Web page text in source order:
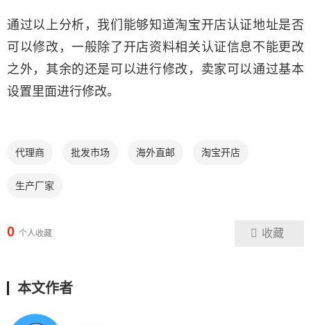
通过以上分析，我们能够知道淘宝开店认证地址是否
可以修改，一般除了开店资料相关认证信息不能更改
之外，其余的还是可以进行修改，卖家可以通过基本
设置里面进行修改。
代理商 批发市场 海外直邮 淘宝开店
生产厂家
0 个人收藏 收藏
本文作者